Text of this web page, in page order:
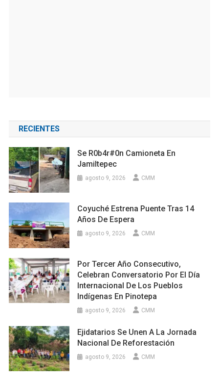
RECIENTES
Se R0b4r#0n Camioneta En
Jamiltepec
agosto 9, 2026 CMM
Coyuché Estrena Puente Tras 14
Años De Espera
agosto 9, 2026 CMM
Por Tercer Año Consecutivo,
Celebran Conversatorio Por El Día
Internacional De Los Pueblos
Indígenas En Pinotepa
agosto 9, 2026 CMM
Ejidatarios Se Unen A La Jornada
Nacional De Reforestación
agosto 9, 2026 CMM